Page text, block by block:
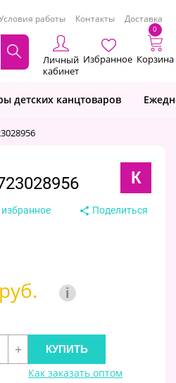
работы Контакты Доставка
Личный
кабинет
Избранное
0
Корзина
детских канцтоваров
К
избранное Поделиться
i
+
Как заказать оптом